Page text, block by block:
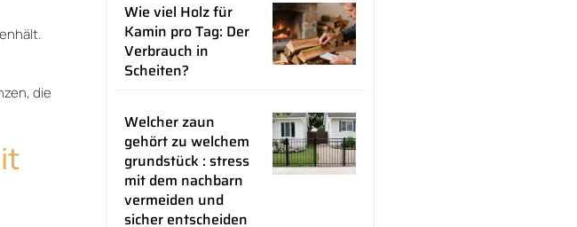
die
Wie viel Holz für
Kamin pro Tag: Der
Verbrauch in
Scheiten?
Welcher zaun
gehört zu welchem
grundstück : stress
mit dem nachbarn
vermeiden und
sicher entscheiden